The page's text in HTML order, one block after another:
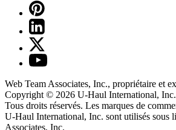
Web Team Associates, Inc., propriétaire et
Copyright © 2026 U-Haul International, Inc.
Tous droits réservés. Les marques de
U-Haul International, Inc. sont utilisés sous
Associates, Inc.